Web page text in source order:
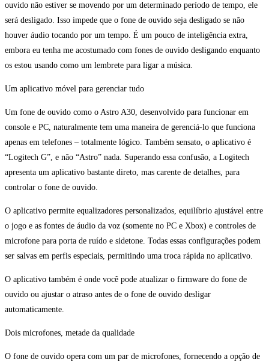
ouvido não estiver se movendo por um determinado período de tempo, ele
será desligado. Isso impede que o fone de ouvido seja desligado se não
houver áudio tocando por um tempo. É um pouco de inteligência extra,
embora eu tenha me acostumado com fones de ouvido desligando enquanto
os estou usando como um lembrete para ligar a música.
Um aplicativo móvel para gerenciar tudo
Um fone de ouvido como o Astro A30, desenvolvido para funcionar em
console e PC, naturalmente tem uma maneira de gerenciá-lo que funciona
apenas em telefones – totalmente lógico. Também sensato, o aplicativo é
“Logitech G”, e não “Astro” nada. Superando essa confusão, a Logitech
apresenta um aplicativo bastante direto, mas carente de detalhes, para
controlar o fone de ouvido.
O aplicativo permite equalizadores personalizados, equilíbrio ajustável entre
o jogo e as fontes de áudio da voz (somente no PC e Xbox) e controles de
microfone para porta de ruído e sidetone. Todas essas configurações podem
ser salvas em perfis especiais, permitindo uma troca rápida no aplicativo.
O aplicativo também é onde você pode atualizar o firmware do fone de
ouvido ou ajustar o atraso antes de o fone de ouvido desligar
automaticamente.
Dois microfones, metade da qualidade
O fone de ouvido opera com um par de microfones, fornecendo a opção de